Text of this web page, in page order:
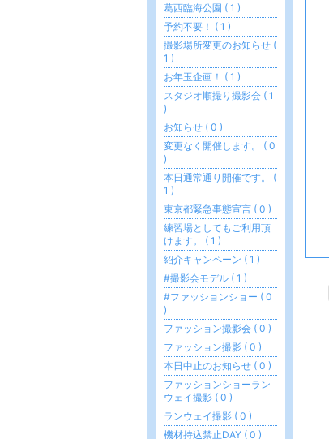
葛西臨海公園 ( 1 )
予約不要！ ( 1 )
撮影場所変更のお知らせ (
1 )
お年玉企画！ ( 1 )
スタジオ順撮り撮影会 ( 1
)
お知らせ ( 0 )
変更なく開催します。 ( 0
)
本日通常通り開催です。 (
1 )
東京都緊急事態宣言 ( 0 )
練習場としてもご利用頂
けます。 ( 1 )
紹介キャンペーン ( 1 )
#撮影会モデル ( 1 )
#ファッションショー ( 0
)
ファッション撮影会 ( 0 )
ファッション撮影 ( 0 )
本日中止のお知らせ ( 0 )
ファッションショーラン
ウェイ撮影 ( 0 )
ランウェイ撮影 ( 0 )
機材持込禁止DAY ( 0 )